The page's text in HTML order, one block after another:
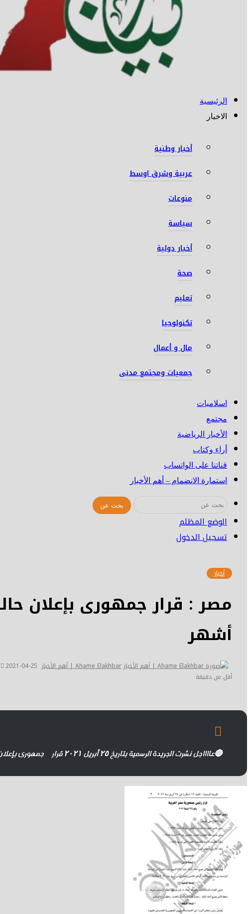
الرئيسية
الاخبار
أخبار وطنية
عربية وشرق اوسط
منوعات
سياسة
أخبار دولية
صحة
تعليم
تكنولوجيا
مال و أعمال
جمعيات ومجتمع مدنى
اسلاميات
مجتمع
الأخبار الرياضية
أراء وكتاب
قناتنا على الواتساب
استمارة الانضمام – أهم الأخبار
بحث عن
الوضع المظلم
تسجيل الدخول
أخبار
أشهر
Ahame Elakhbar | أهم الأخبار
2021-04-25
أقل من دقيقة
🔴عااااجل نشرت الجريدة الرسمية بتاريخ ٢٥ أبريل ٢٠٢١ قرار جمهورى